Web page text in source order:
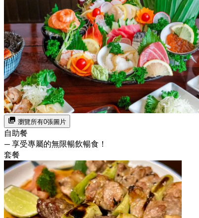
瀏覽所有0張圖片
自助餐
— 享受專屬的無限暢飲暢食！
套餐